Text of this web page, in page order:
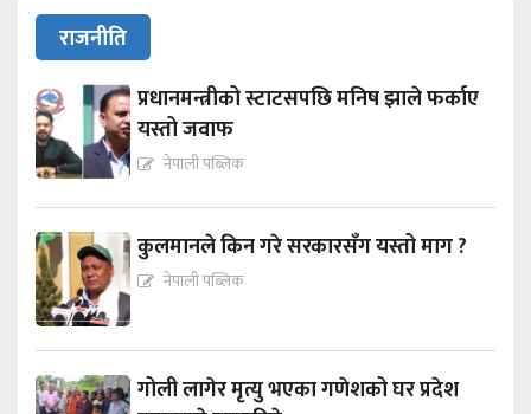
राजनीति
प्रधानमन्त्रीको स्टाटसपछि मनिष झाले फर्काए
यस्तो जवाफ
नेपाली पब्लिक
कुलमानले किन गरे सरकारसँग यस्तो माग ?
नेपाली पब्लिक
गोली लागेर मृत्यु भएका गणेशको घर प्रदेश